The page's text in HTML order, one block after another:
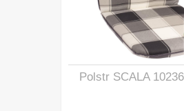
Polstr SCALA